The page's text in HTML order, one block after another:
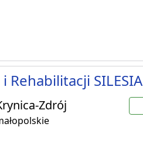
Rehabilitacji SILESIA
Zdrój